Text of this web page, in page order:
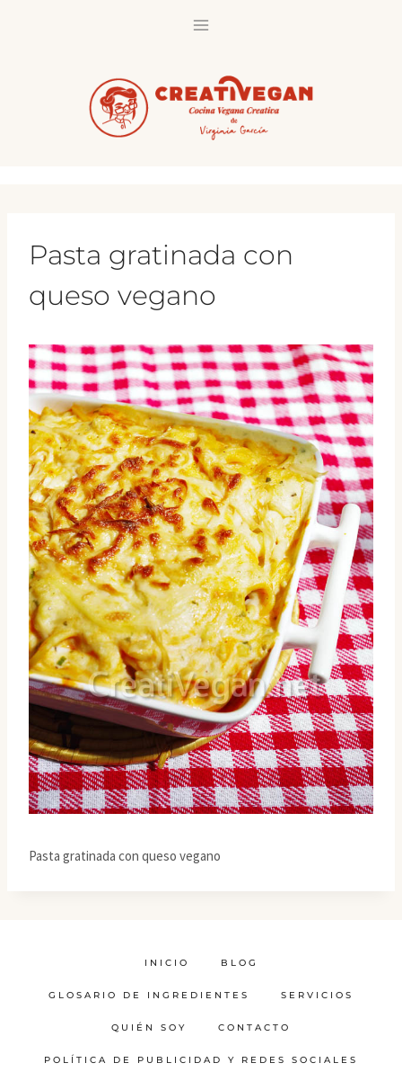
Pasta gratinada con
queso vegano
Pasta gratinada con queso vegano
INICIO BLOG
GLOSARIO DE INGREDIENTES SERVICIOS
QUIÉN SOY CONTACTO
POLÍTICA DE PUBLICIDAD Y REDES SOCIALES